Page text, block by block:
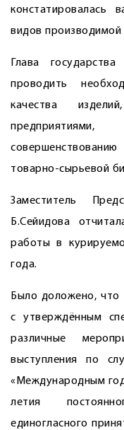
констатировалась
видов производимой
Глава
проводить
качества
товарно-сырьевой
Заместитель
Б.Сейидова
работы в
года.
Было доложено, что
с утверждённым
различные
выступления по
«Международным
летия
единогласного